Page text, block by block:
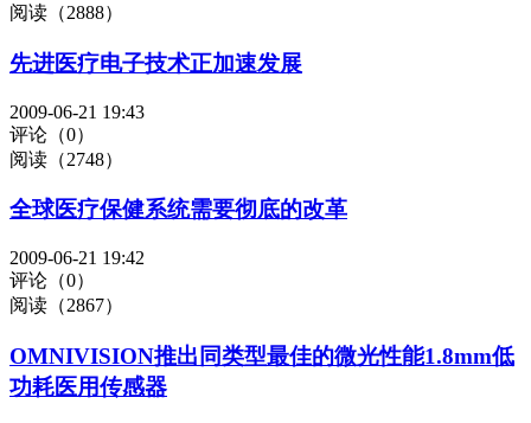
阅读（2888）
先进医疗电子技术正加速发展
2009-06-21 19:43
评论（0）
阅读（2748）
全球医疗保健系统需要彻底的改革
2009-06-21 19:42
评论（0）
阅读（2867）
OMNIVISION推出同类型最佳的微光性能1.8mm低
功耗医用传感器